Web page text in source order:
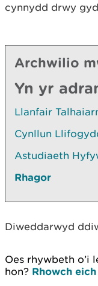
cynnydd drwy
Archwilio
Yn yr
Llanfair
Cynllun
Astudiaeth
Rhagor
Diweddarwyd
Oes rhywbeth o’i
hon? Rhowch